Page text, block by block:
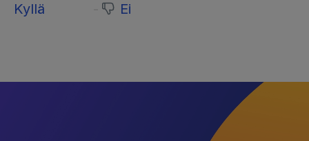
Kyllä
Ei